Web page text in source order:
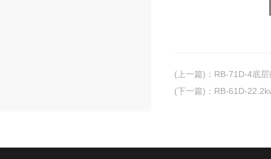
(上一篇) ： RB-71D-4底
(下一篇) ： RB-61D-